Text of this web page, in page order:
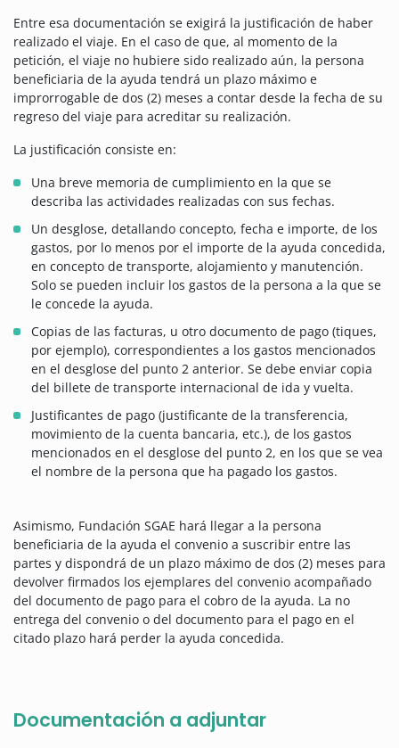
Entre esa documentación se exigirá la justificación de haber
realizado el viaje. En el caso de que, al momento de la
petición, el viaje no hubiere sido realizado aún, la persona
beneficiaria de la ayuda tendrá un plazo máximo e
improrrogable de dos (2) meses a contar desde la fecha de su
regreso del viaje para acreditar su realización.
La justificación consiste en:
Una breve memoria de cumplimiento en la que se
describa las actividades realizadas con sus fechas.
Un desglose, detallando concepto, fecha e importe, de los
gastos, por lo menos por el importe de la ayuda concedida,
en concepto de transporte, alojamiento y manutención.
Solo se pueden incluir los gastos de la persona a la que se
le concede la ayuda.
Copias de las facturas, u otro documento de pago (tiques,
por ejemplo), correspondientes a los gastos mencionados
en el desglose del punto 2 anterior. Se debe enviar copia
del billete de transporte internacional de ida y vuelta.
Justificantes de pago (justificante de la transferencia,
movimiento de la cuenta bancaria, etc.), de los gastos
mencionados en el desglose del punto 2, en los que se vea
el nombre de la persona que ha pagado los gastos.
Asimismo, Fundación SGAE hará llegar a la persona
beneficiaria de la ayuda el convenio a suscribir entre las
partes y dispondrá de un plazo máximo de dos (2) meses para
devolver firmados los ejemplares del convenio acompañado
del documento de pago para el cobro de la ayuda. La no
entrega del convenio o del documento para el pago en el
citado plazo hará perder la ayuda concedida.
Documentación a adjuntar